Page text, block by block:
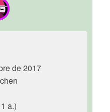
de 2017
a.)